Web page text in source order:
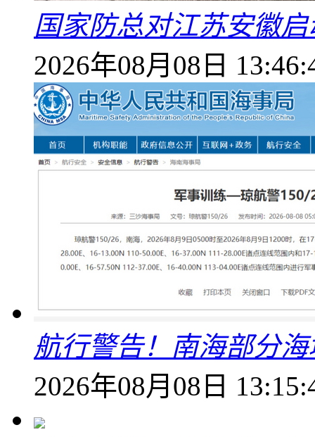
国家防总对江苏安徽
2026年08月08日
航行警告！南海部分
2026年08月08日